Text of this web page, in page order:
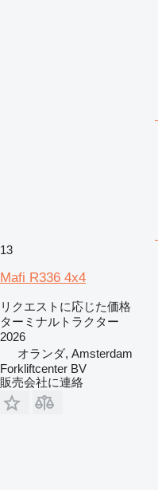
13
Mafi R336 4x4
リクエストに応じた価格
ターミナルトラクター
2026
オランダ, Amsterdam
Forkliftcenter BV
販売会社に連絡